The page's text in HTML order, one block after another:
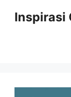
Inspirasi